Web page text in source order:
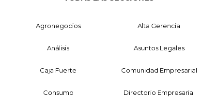
Agronegocios Alta Gerencia
Análisis Asuntos Legales
Caja Fuerte Comunidad Empresarial
Consumo Directorio Empresarial